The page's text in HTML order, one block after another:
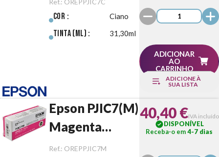
Cor : Ciano
Tinta (ml) : 31,30ml
ADICIONAR
AO
CARRINHO
ADICIONE À
SUA LISTA
Epson PJIC7(M)
Magenta
Original
Ref.: OREPPJIC7M
40,40 €IVA incluído
DISPONÍVEL
Receba-o em4-7 dias